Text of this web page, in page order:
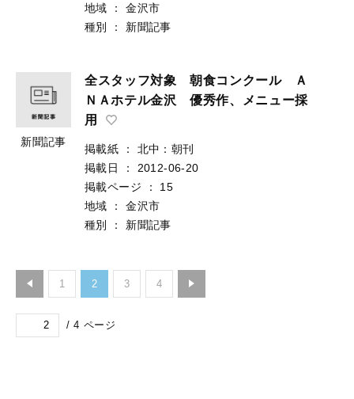
地域
：
金沢市
種別
： 新聞記事
新聞記事
全スタッフ対象 朝食コンクール Ａ
ＮＡホテル金沢 優秀作、メニュー採
用
掲載紙 ：
北中：朝刊
掲載日
：
2012-06-20
掲載ページ
：
15
地域
：
金沢市
種別
： 新聞記事
1 2 3 4
/ 4 ページ